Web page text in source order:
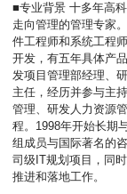
■专业背景 十多年高
走向管理的管理专家
件工程师和系统工程
开发，有五年具体产
发项目管理部经理、
主任，经历并参与主
管理、研发人力资源
程。1998年开始长期
组成员与国际著名的
司级IT规划项目，同
推进和落地工作。